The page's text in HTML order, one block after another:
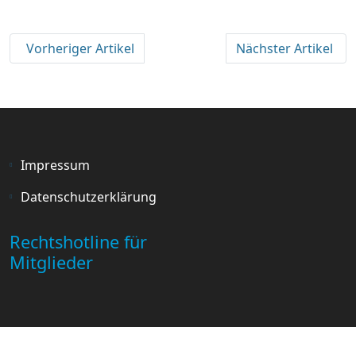
Vorheriger Artikel Nächster Artikel
Impressum
Datenschutzerklärung
Rechtshotline für
Mitglieder